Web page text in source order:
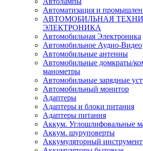
Автоматизация и
АВТОМОБИЛЬНАЯ
ЭЛЕКТРОНИКА
Автомобильная Электроника
Автомобильное Аудио-Видео
Автомобильные антенны
Автомобильные домкраты/
манометры
Автомобильные зарядные
Автомобильный монитор
Адаптеры
Адаптеры и блоки питания
Адаптеры питания
Аккум.
Аккум. шуруповерты
Аккумуляторный инструмент